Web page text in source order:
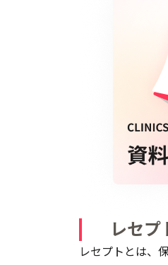
レセプ
レセプトとは、